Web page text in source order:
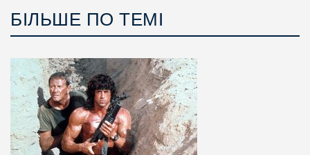
БІЛЬШЕ ПО ТЕМІ